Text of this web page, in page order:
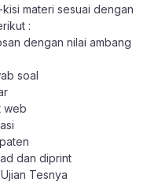
materi sesuai dengan
:
dengan nilai ambang
soal
web
dan diprint
Tesnya